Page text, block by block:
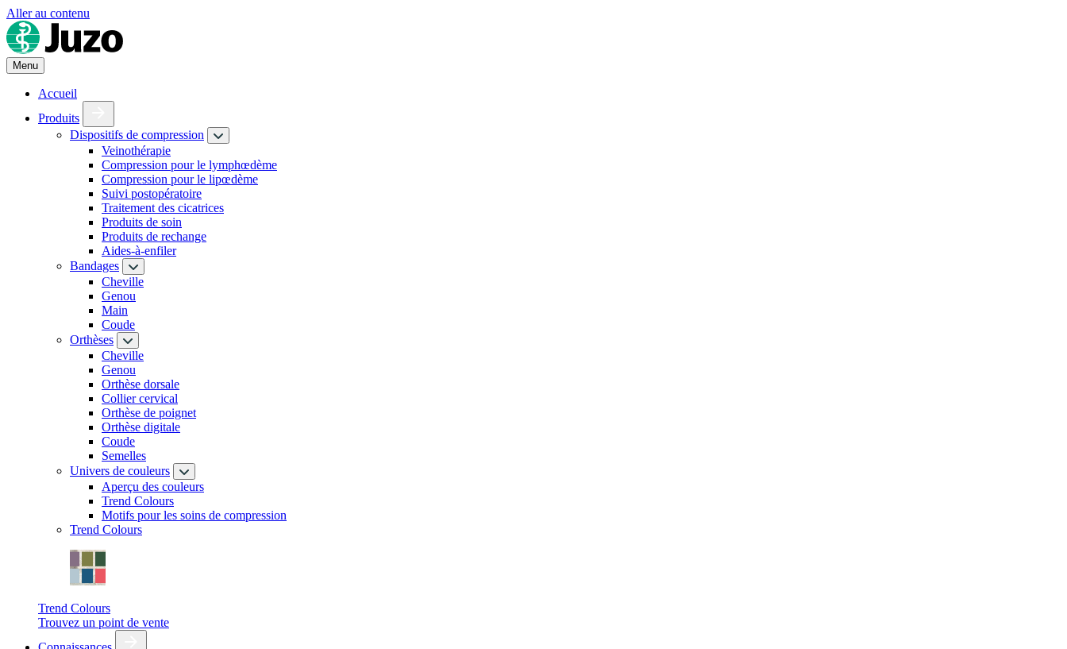
Aller au contenu
Menu
Accueil
Produits
Dispositifs de compression
Veinothérapie
Compression pour le lymphœdème
Compression pour le lipœdème
Suivi postopératoire
Traitement des cicatrices
Produits de soin
Produits de rechange
Aides-à-enfiler
Bandages
Cheville
Genou
Main
Coude
Orthèses
Cheville
Genou
Orthèse dorsale
Collier cervical
Orthèse de poignet
Orthèse digitale
Coude
Semelles
Univers de couleurs
Aperçu des couleurs
Trend Colours
Motifs pour les soins de compression
Trend Colours
Trend Colours
Trouvez un point de vente